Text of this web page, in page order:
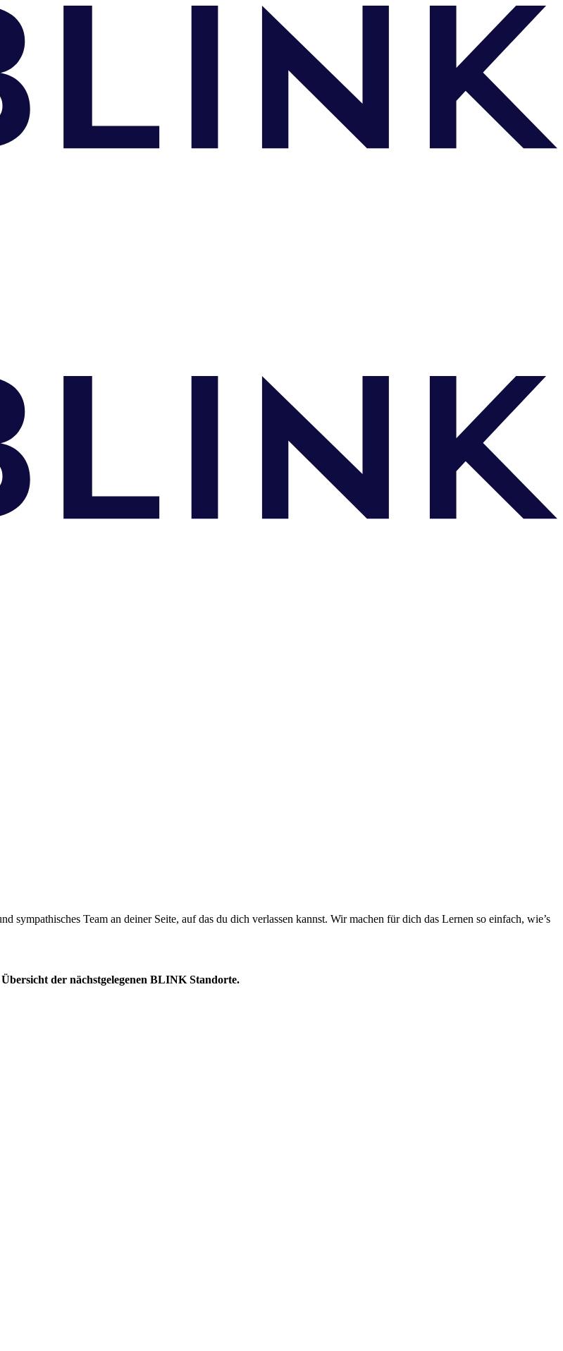
sympathisches Team an deiner Seite, auf das du dich verlassen kannst. Wir machen für dich das Lernen so einfach, wie’s
der nächstgelegenen BLINK Standorte.